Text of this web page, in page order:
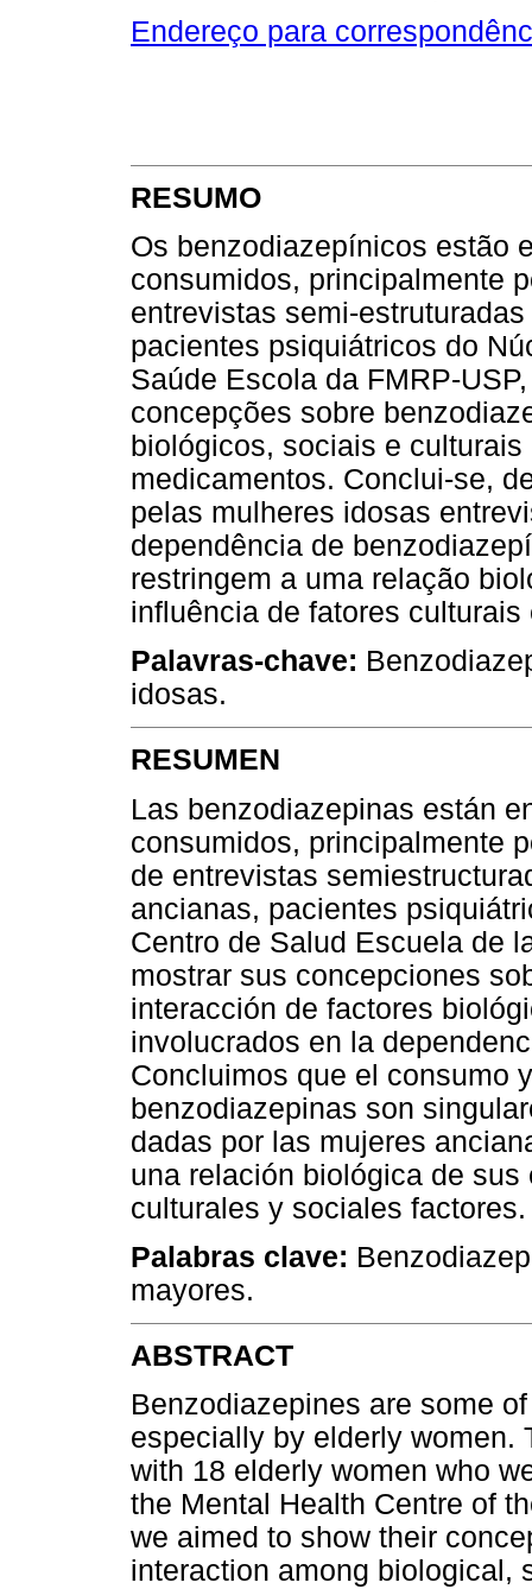
Endereço para
RESUMO
Os benzodiazepínicos estão
consumidos, principalmente
entrevistas semi-
pacientes psiquiátricos do
Saúde Escola da FMRP-
concepções sobre
biológicos, sociais e
medicamentos. Conclui-se,
pelas mulheres idosas
dependência de
restringem a uma relação
influência de fatores culturais
Palavras-chave:
idosas.
RESUMEN
Las benzodiazepinas están
consumidos, principalmente
de entrevistas
ancianas, pacientes
Centro de Salud Escuela de
mostrar sus concepciones
interacción de factores
involucrados en la
Concluimos que el consumo
benzodiazepinas son
dadas por las mujeres
una relación biológica de
culturales y sociales factores.
Palabras clave:
mayores.
ABSTRACT
Benzodiazepines are some
especially by elderly women.
with 18 elderly women who
the Mental Health Centre of
we aimed to show their
interaction among biological,